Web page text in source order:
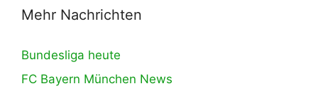
Mehr Nachrichten
Bundesliga heute
FC Bayern München News